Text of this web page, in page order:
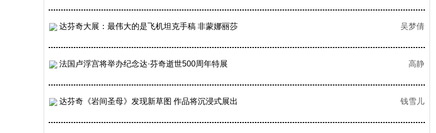
达芬奇大展：最伟大的是飞机坦克手稿 非蒙娜丽莎 吴梦倩
法国卢浮宫将举办纪念达·芬奇逝世500周年特展 高静
达芬奇《岩间圣母》发现新草图 作品将沉浸式展出 钱雪儿